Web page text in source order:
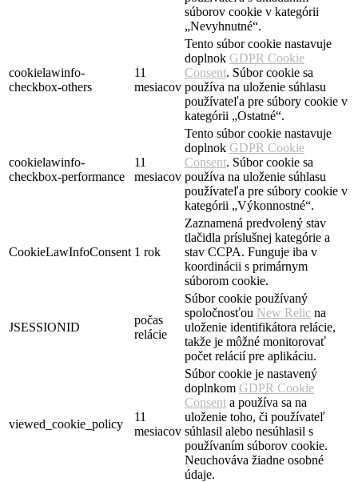
súborov cookie v kategórii
„Nevyhnutné“.
cookielawinfo-
checkbox-others
11
mesiacov
Tento súbor cookie nastavuje
doplnok GDPR Cookie
Consent. Súbor cookie sa
používa na uloženie súhlasu
používateľa pre súbory cookie v
kategórii „Ostatné“.
cookielawinfo-
checkbox-performance
11
mesiacov
Tento súbor cookie nastavuje
doplnok GDPR Cookie
Consent. Súbor cookie sa
používa na uloženie súhlasu
používateľa pre súbory cookie v
kategórii „Výkonnostné“.
CookieLawInfoConsent 1 rok
Zaznamená predvolený stav
tlačidla príslušnej kategórie a
stav CCPA. Funguje iba v
koordinácii s primárnym
súborom cookie.
JSESSIONID
počas
relácie
Súbor cookie používaný
spoločnosťou New Relic na
uloženie identifikátora relácie,
takže je môžné monitorovať
počet relácií pre aplikáciu.
viewed_cookie_policy
11
mesiacov
Súbor cookie je nastavený
doplnkom GDPR Cookie
Consent a používa sa na
uloženie toho, či používateľ
súhlasil alebo nesúhlasil s
používaním súborov cookie.
Neuchováva žiadne osobné
údaje.